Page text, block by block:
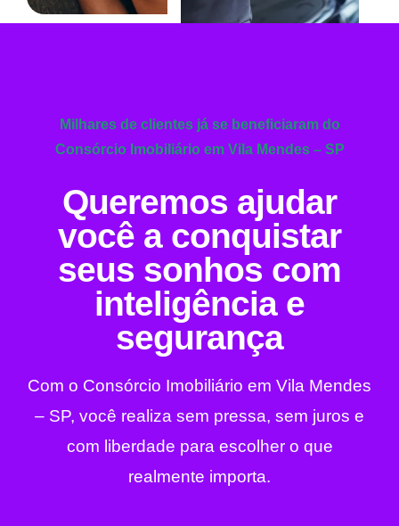
Milhares de clientes já se beneficiaram do
Consórcio Imobiliário em Vila Mendes – SP
Queremos ajudar
você a conquistar
seus sonhos com
inteligência e
segurança
Com o Consórcio Imobiliário em Vila Mendes
– SP, você realiza sem pressa, sem juros e
com liberdade para escolher o que
realmente importa.